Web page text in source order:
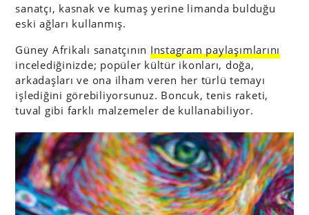
sanatçı, kasnak ve kumaş yerine limanda bulduğu
eski ağları kullanmış.
Güney Afrikalı sanatçının Instagram paylaşımlarını
incelediğinizde; popüler kültür ikonları, doğa,
arkadaşları ve ona ilham veren her türlü temayı
işlediğini görebiliyorsunuz. Boncuk, tenis raketi,
tuval gibi farklı malzemeler de kullanabiliyor.